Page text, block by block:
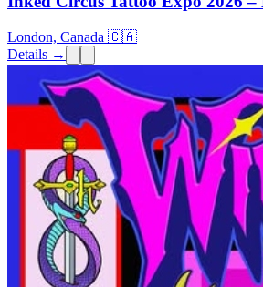
London, Canada 🇨🇦
Details →